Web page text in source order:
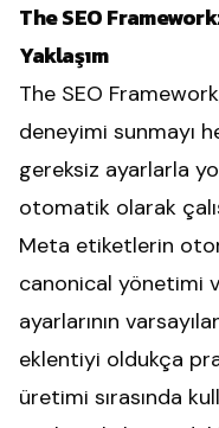
The SEO
Yaklaşım
The SEO
deneyimi sunmayı
gereksiz ayarlarla
otomatik olarak
Meta etiketlerin
canonical yönetimi
ayarlarının
eklentiyi oldukça
üretimi sırasında